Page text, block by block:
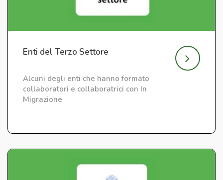
Enti del Terzo Settore
Alcuni degli enti che hanno formato
collaboratori e collaboratrici con In
Migrazione